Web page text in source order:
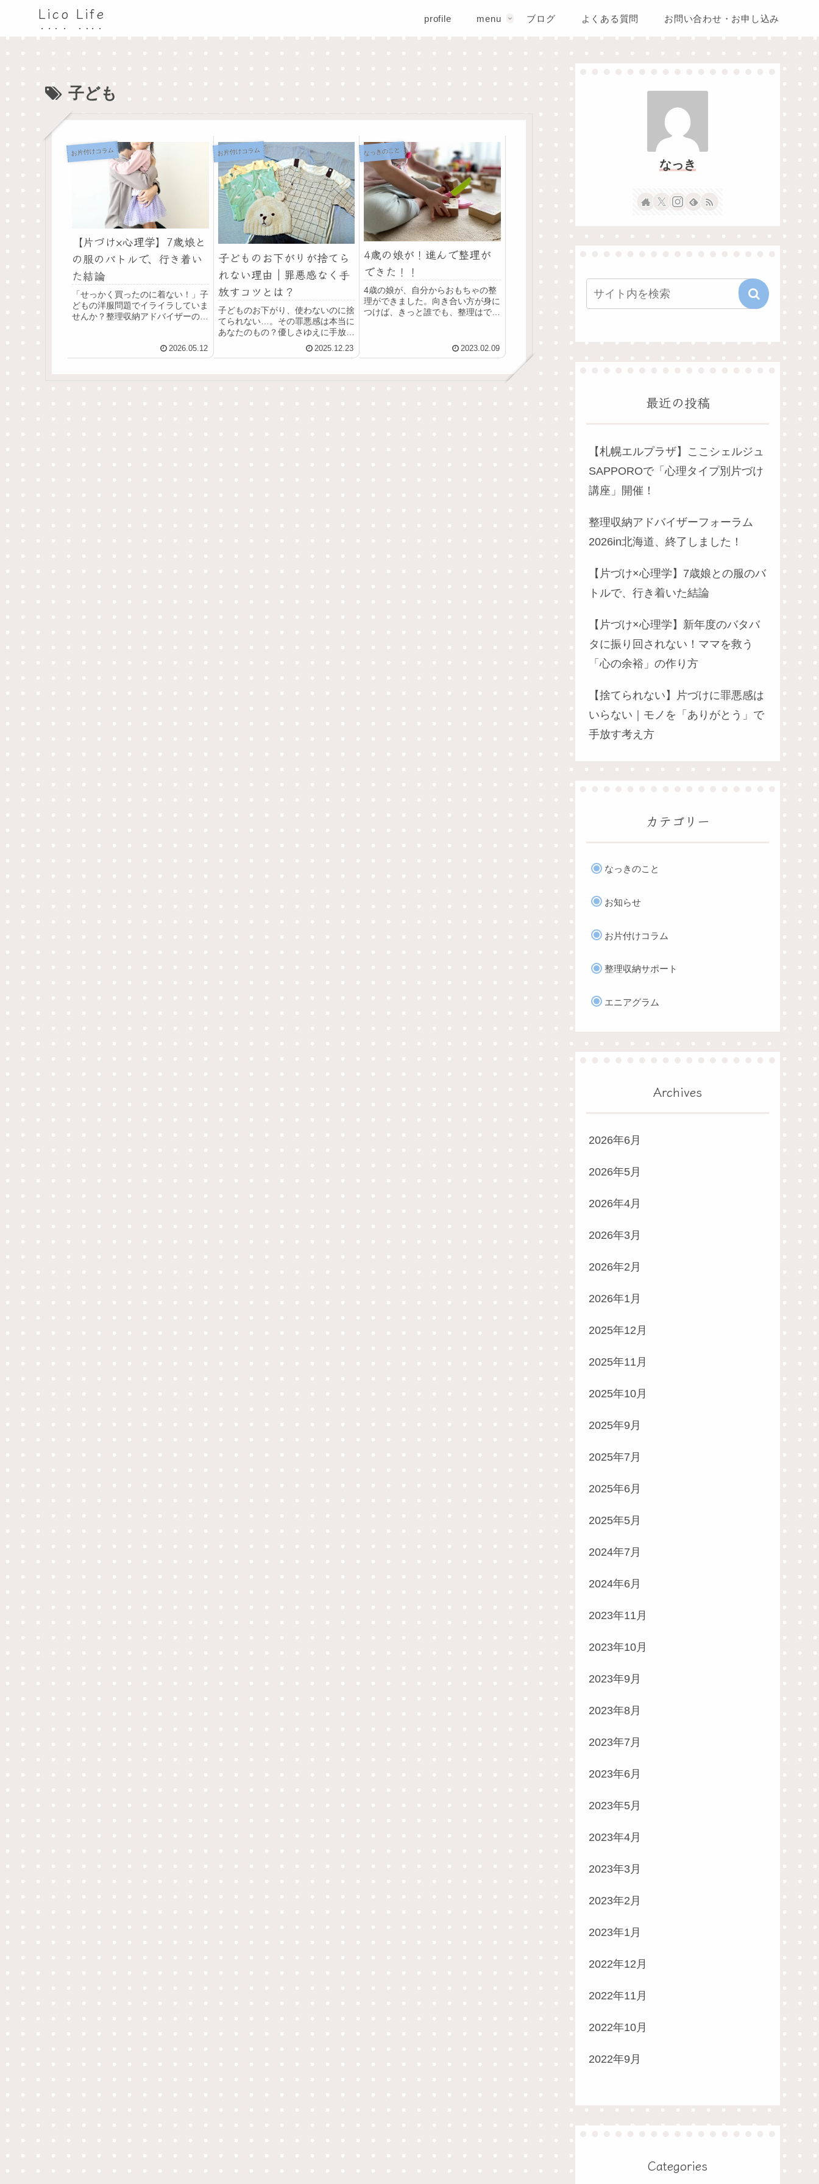
Lico Life profile menu ブログ よくある質問 お問い合わせ・お申し込み
子ども
お片付けコラム
【片づけ×心理学】7歳娘と
の服のバトルで、行き着い
た結論
「せっかく買ったのに着ない！」子
どもの洋服問題でイライラしていま
せんか？整理収納アドバイザーの私
2026.05.12
お片付けコラム
子どものお下がりが捨てら
れない理由｜罪悪感なく手
放すコツとは？
子どものお下がり、使わないのに捨
てられない…。その罪悪感は本当に
あなたのもの？優しさゆえに手放せ
ない心理と、今の暮らしを大切にす
る考え方を解説します。
2025.12.23
なっきのこと
4歳の娘が！進んで整理が
できた！！
4歳の娘が、自分からおもちゃの整
理ができました。向き合い方が身に
つけば、きっと誰でも、整理はでき
つ、生活しやすくて大好きな場所が
増えていきます！
2023.02.09
なっき
最近の投稿
【札幌エルプラザ】ここシェルジュ
SAPPOROで「心理タイプ別片づけ
講座」開催！
整理収納アドバイザーフォーラム
2026in北海道、終了しました！
【片づけ×心理学】7歳娘との服のバ
トルで、行き着いた結論
【片づけ×心理学】新年度のバタバ
タに振り回されない！ママを救う
「心の余裕」の作り方
【捨てられない】片づけに罪悪感は
いらない｜モノを「ありがとう」で
手放す考え方
カテゴリー
なっきのこと
お知らせ
お片付けコラム
整理収納サポート
エニアグラム
Archives
2026年6月
2026年5月
2026年4月
2026年3月
2026年2月
2026年1月
2025年12月
2025年11月
2025年10月
2025年9月
2025年7月
2025年6月
2025年5月
2024年7月
2024年6月
2023年11月
2023年10月
2023年9月
2023年8月
2023年7月
2023年6月
2023年5月
2023年4月
2023年3月
2023年2月
2023年1月
2022年12月
2022年11月
2022年10月
2022年9月
Categories